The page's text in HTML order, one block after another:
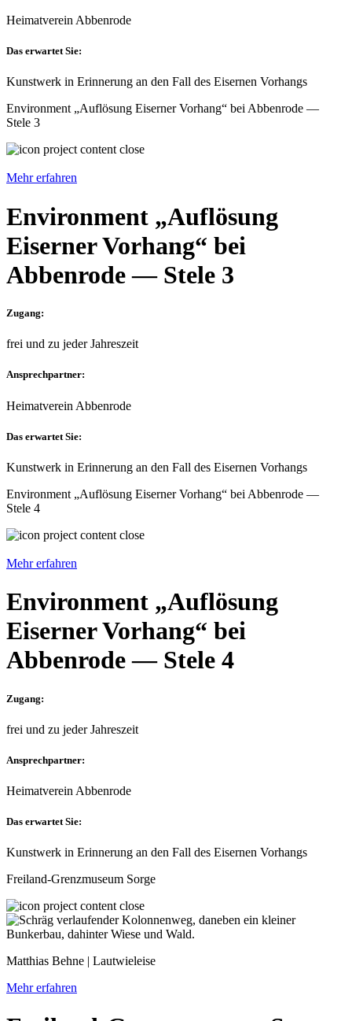
Heimatverein Abbenrode
Das erwartet Sie:
Kunstwerk in Erinnerung an den Fall des Eisernen Vorhangs
Environment „Auflösung Eiserner Vorhang“ bei Abbenrode —
Stele 3
Mehr erfahren
Environment „Auflösung
Eiserner Vorhang“ bei
Abbenrode — Stele 3
Zugang:
frei und zu jeder Jahreszeit
Ansprechpartner:
Heimatverein Abbenrode
Das erwartet Sie:
Kunstwerk in Erinnerung an den Fall des Eisernen Vorhangs
Environment „Auflösung Eiserner Vorhang“ bei Abbenrode —
Stele 4
Mehr erfahren
Environment „Auflösung
Eiserner Vorhang“ bei
Abbenrode — Stele 4
Zugang:
frei und zu jeder Jahreszeit
Ansprechpartner:
Heimatverein Abbenrode
Das erwartet Sie:
Kunstwerk in Erinnerung an den Fall des Eisernen Vorhangs
Freiland-Grenzmuseum Sorge
Matthias Behne | Lautwieleise
Mehr erfahren